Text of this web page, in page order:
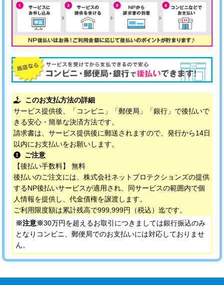
このお支払方法の詳細
サービス提供後、「コンビニ」「郵便局」「銀行」で後払いで
きる安心・簡単な決済方法です。
請求書は、サービス提供後に郵送されますので、発行から14日
以内にお支払いをお願いします。
ご注意
【後払い手数料】 無料
後払いのご注文には、株式会社ネットプロテクションズの提供
するNP後払いサービスが適用され、同サービスの範囲内で個
人情報を提供し、代金債権を譲渡します。
ご利用限度額は累計残高で999,999円（税込）迄です。
※注意※30万円を超えるお取引につきましては銀行振込のみ
となりコンビニ、郵便局でのお支払いには対応しておりませ
ん。